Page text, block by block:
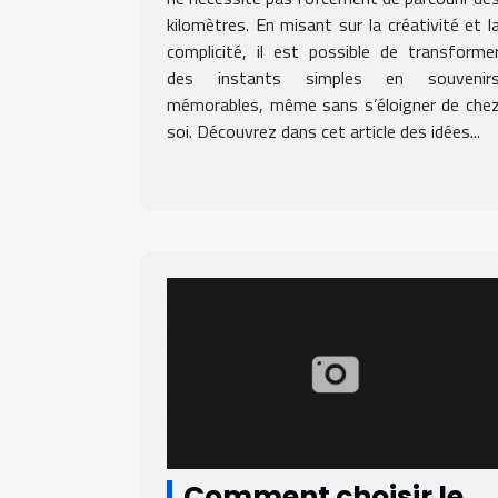
kilomètres. En misant sur la créativité et
complicité, il est possible de
des instants simples en souvenirs
mémorables, même sans s’éloigner de chez
soi. Découvrez dans cet article des idées...